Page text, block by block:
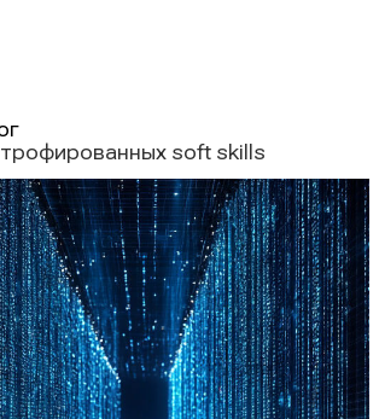
soft skills